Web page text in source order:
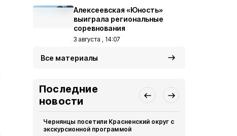
Алексеевская «Юность»
выиграла региональные
соревнования
3 августа , 14:07
Все материалы
Последние
новости
Чернянцы посетили Красненский округ с
экскурсионной программой